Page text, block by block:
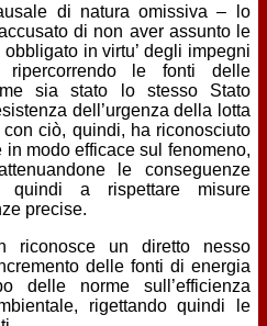
di natura omissiva – lo
di non aver assunto le
in virtu’ degli impegni
le fonti delle
sia stato lo stesso Stato
dell’urgenza della lotta
ciò, quindi, ha riconosciuto
in modo efficace sul fenomeno,
le conseguenze
quindi a rispettare misure
precise.
riconosce un diretto nesso
delle fonti di energia
delle norme sull’efficienza
rigettando quindi le